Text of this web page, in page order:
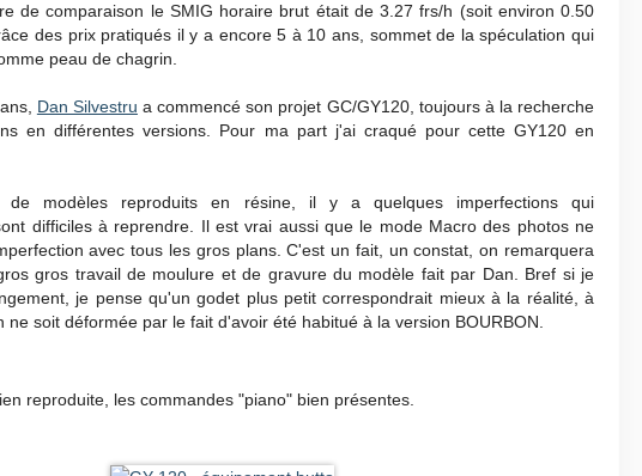
de comparaison le SMIG horaire brut était de 3.27 frs/h (soit environ 0.50
des prix pratiqués il y a encore 5 à 10 ans, sommet de la spéculation qui
peau de chagrin.
Dan Silvestru a commencé son projet GC/GY120, toujours à la recherche
en différentes versions. Pour ma part j'ai craqué pour cette GY120 en
de modèles reproduits en résine, il y a quelques imperfections qui
difficiles à reprendre. Il est vrai aussi que le mode Macro des photos ne
avec tous les gros plans. C'est un fait, un constat, on remarquera
gros travail de moulure et de gravure du modèle fait par Dan. Bref si je
je pense qu'un godet plus petit correspondrait mieux à la réalité, à
ne soit déformée par le fait d'avoir été habitué à la version BOURBON.
reproduite, les commandes "piano" bien présentes.